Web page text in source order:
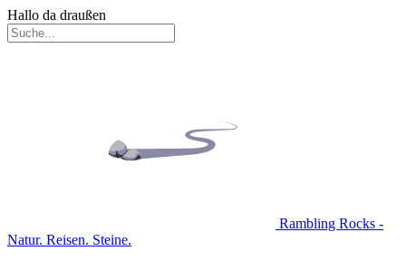
Hallo da draußen
Rambling Rocks -
Natur. Reisen. Steine.